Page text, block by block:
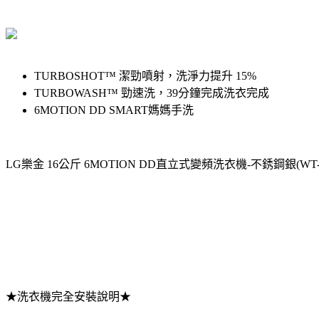
TURBOSHOT™ 潔勁噴射，洗淨力提升 15%
TURBOWASH™ 勁速洗，39分鐘完成洗衣完成
6MOTION DD SMART媽媽手洗
LG樂金 16公斤 6MOTION DD直立式變頻洗衣機-不銹鋼銀
★洗衣機完全安裝說明★